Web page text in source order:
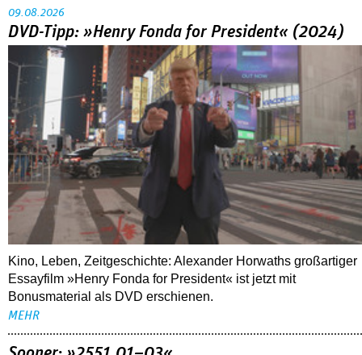
09.08.2026
DVD-Tipp: »Henry Fonda for President« (2024)
Kino, Leben, Zeitgeschichte: Alexander Horwaths großartiger
Essayfilm »Henry Fonda for President« ist jetzt mit
Bonusmaterial als DVD erschienen.
MEHR